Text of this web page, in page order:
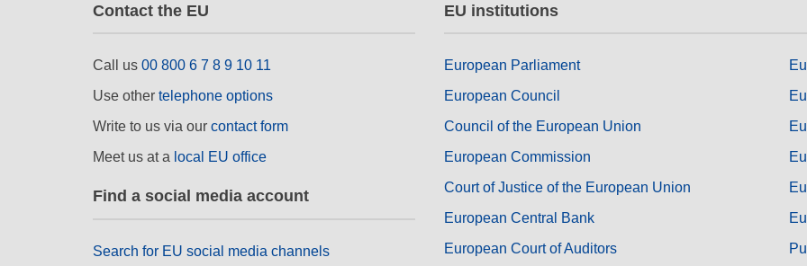
Contact the EU
Call us 00 800 6 7 8 9 10 11
Use other telephone options
Write to us via our contact form
Meet us at a local EU office
Find a social media account
Search for EU social media channels
EU institutions
European Parliament
European Council
Council of the European Union
European Commission
Court of Justice of the European Union
European Central Bank
European Court of Auditors